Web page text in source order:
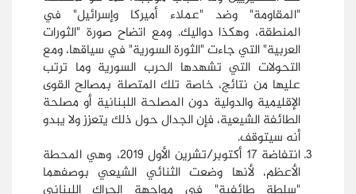
"المقاومة" وضد "عملاء أميركا وإسرائيل" في
المنطقة، وهكذا دواليك. ومع اتضاح صورة "الثورات
العربية" التي جاءت "الثورة السورية" في سياقها، ومع
التحولات التي تشهدها الحرب السورية وما ترتب
عليها من نتائج، خاصة تلك المتصلة بمصالح القوى
الإقليمية والدولية دون المصلحة اللبنانية أو مصلحة
الطائفة الشيعية، فإن الجدال حول ذلك يتعزز ولا يبدو
أنه سيتوقف.
انتفاضة 17 أكتوبر/تشرين الأول 2019، وهي المحطة
الأعظم، لأنها وضعت الثنائي الشيعي بوصفهما